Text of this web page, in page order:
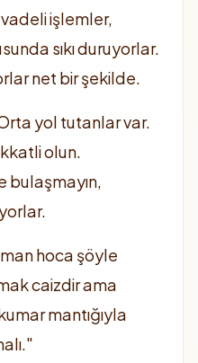
işlemler,
sıkı duruyorlar.
net bir şekilde.
yol tutanlar var.
olun.
bulaşmayın,
hoca şöyle
caizdir ama
mantığıyla